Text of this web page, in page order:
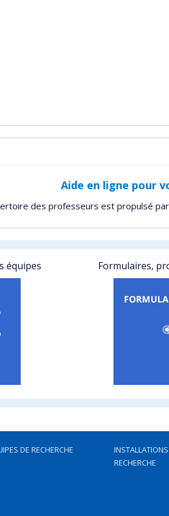
Aide en ligne pour
des professeurs est propulsé
équipes Formulaires,
DE RECHERCHE
RECHERCHE